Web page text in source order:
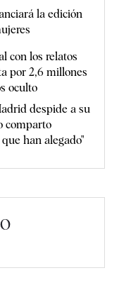
la edición
con los relatos
por 2,6 millones
oculto
despide a su
comparto
han alegado"